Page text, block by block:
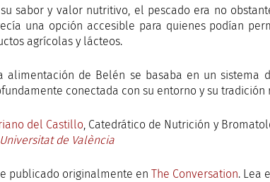
sabor y valor nutritivo, el pescado era no
una opción accesible para quienes podían
agrícolas y lácteos.
alimentación de Belén se basaba en un sistema
conectada con su entorno y su tradición
del Castillo, Catedrático de Nutrición y
Universitat de València
publicado originalmente en The Conversation. Lea